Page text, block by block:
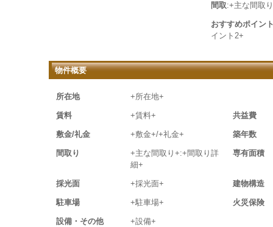
間取:+主な間取
おすすめポイン
イント2+
物件概要
所在地 +所在地+
賃料 +賃料+ 共益費
敷金/礼金 +敷金+/+礼金+ 築年数
間取り
+主な間取り+:+間取り詳
細+
専有面積
採光面 +採光面+ 建物構造
駐車場 +駐車場+ 火災保険
設備・その他 +設備+